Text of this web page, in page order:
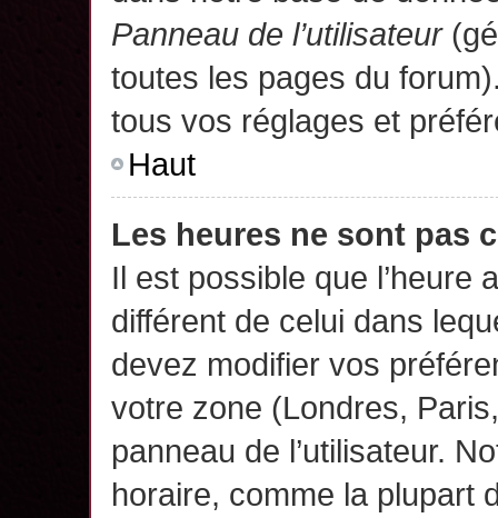
Panneau de l’utilisateur
toutes les pages du
tous vos réglages et
Haut
Les heures ne sont pas
Il est possible que l’heure
différent de celui dans
devez modifier vos
votre zone (Londres,
panneau de l’utilisateur.
horaire, comme la plupart